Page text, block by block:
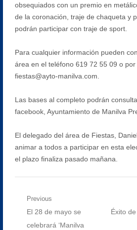
obsequiados con un premio en
de la coronación, traje de chaqueta y
podrán participar con traje de sport.
Para cualquier información pueden
área en el teléfono 619 72 55 09 o
fiestas@ayto-manilva.com.
Las bases al completo podrán
facebook, Ayuntamiento de Manilva
El delegado del área de Fiestas,
animar a todos a participar en esta
el plazo finaliza pasado mañana.
Navegación
Previous
Previous
post:
El 28 de mayo se
celebrará ‘Manilva
Next
Éxito